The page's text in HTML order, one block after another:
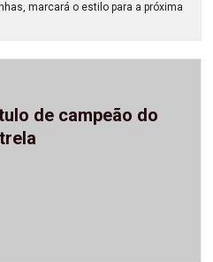
marcará o estilo para a próxima
de campeão do